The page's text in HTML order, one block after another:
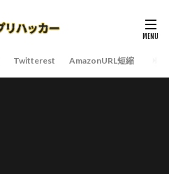
Twitterest AmazonURL短縮